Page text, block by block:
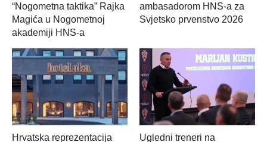
“Nogometna taktika” Rajka
Magića u Nogometnoj
akademiji HNS-a
ambasadorom HNS-a za
Svjetsko prvenstvo 2026
Hrvatska reprezentacija
Ugledni treneri na